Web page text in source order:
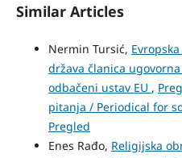
Similar Articles
Nermin Tursić,
država članica
odbačeni ustav EU ,
pitanja / Periodical for
Pregled
Enes Rađo, Religijska